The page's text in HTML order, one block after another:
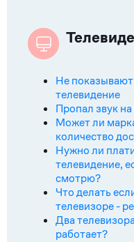
Не показывают
телевидение
Пропал звук на
Может ли
количество
Нужно ли
телевидение,
смотрю?
Что делать
телевизоре -
Два
работает?